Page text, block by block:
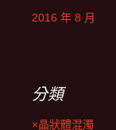
2016 年 8 月
分類
×晶狀體混濁